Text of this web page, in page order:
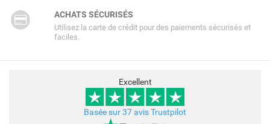
ACHATS SÉCURISÉS
Utilisez la carte de crédit pour des paiements sécurisés et
faciles.
Excellent
Basée sur 37 avis Trustpilot